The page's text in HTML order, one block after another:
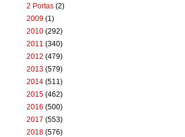
2 Portas (2)
2009 (1)
2010 (292)
2011 (340)
2012 (479)
2013 (579)
2014 (511)
2015 (462)
2016 (500)
2017 (553)
2018 (576)